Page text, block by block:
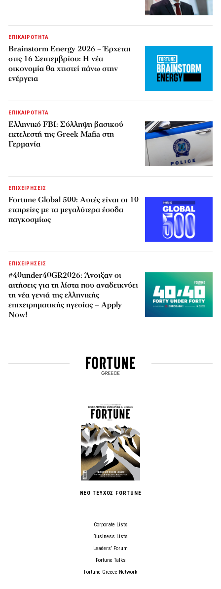
ΕΠΙΚΑΙΡΟΤΗΤΑ
Brainstorm Energy 2026 – Έρχεται
στις 16 Σεπτεμβρίου: Η νέα
οικονομία θα χτιστεί πάνω στην
ενέργεια
ΕΠΙΚΑΙΡΟΤΗΤΑ
Ελληνικό FBI: Σύλληψη βασικού
εκτελεστή της Greek Mafia στη
Γερμανία
ΕΠΙΧΕΙΡΗΣΕΙΣ
Fortune Global 500: Αυτές είναι οι 10
εταιρείες με τα μεγαλύτερα έσοδα
παγκοσμίως
ΕΠΙΧΕΙΡΗΣΕΙΣ
#40under40GR2026: Άνοιξαν οι
αιτήσεις για τη λίστα που αναδεικνύει
τη νέα γενιά της ελληνικής
επιχειρηματικής ηγεσίας – Apply
Now!
ΝΕΟ ΤΕΥΧΟΣ FORTUNE
Corporate Lists
Business Lists
Leaders’ Forum
Fortune Talks
Fortune Greece Network